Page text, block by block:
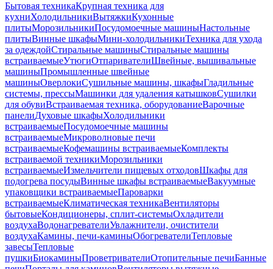
Бытовая техникаКрупная техника для
кухниХолодильникиВытяжкиКухонные
плитыМорозильникиПосудомоечные машиныНастольные
плитыВинные шкафыМини-холодильникиТехника для ухода
за одеждойСтиральные машиныСтиральные машины
встраиваемыеУтюгиОтпаривателиШвейные, вышивальные
машиныПромышленные швейные
машиныОверлокиСушильные машины, шкафыГладильные
системы, прессыМашинки для удаления катышковСушилки
для обувиВстраиваемая техника, оборудованиеВарочные
панелиДуховые шкафыХолодильники
встраиваемыеПосудомоечные машины
встраиваемыеМикроволновые печи
встраиваемыеКофемашины встраиваемыеКомплекты
встраиваемой техникиМорозильники
встраиваемыеИзмельчители пищевых отходовШкафы для
подогрева посудыВинные шкафы встраиваемыеВакуумные
упаковщики встраиваемыеПароварки
встраиваемыеКлиматическая техникаВентиляторы
бытовыеКондиционеры, сплит-системыОхладители
воздухаВодонагревателиУвлажнители, очистители
воздухаКамины, печи-каминыОбогревателиТепловые
завесыТепловые
пушкиБиокаминыПроветривателиОтопительные печиБанные